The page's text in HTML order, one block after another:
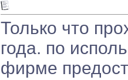
Только что
года. по
фирме